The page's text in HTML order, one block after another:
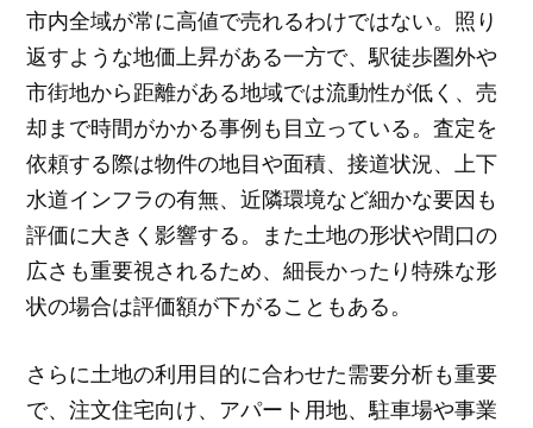
市内全域が常に高値で売れるわけではない。照り
返すような地価上昇がある一方で、駅徒歩圏外や
市街地から距離がある地域では流動性が低く、売
却まで時間がかかる事例も目立っている。査定を
依頼する際は物件の地目や面積、接道状況、上下
水道インフラの有無、近隣環境など細かな要因も
評価に大きく影響する。また土地の形状や間口の
広さも重要視されるため、細長かったり特殊な形
状の場合は評価額が下がることもある。
さらに土地の利用目的に合わせた需要分析も重要
で、注文住宅向け、アパート用地、駐車場や事業